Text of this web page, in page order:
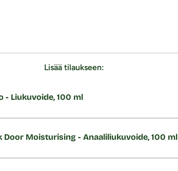
Lisää tilaukseen:
- Liukuvoide, 100 ml
Door Moisturising - Anaaliliukuvoide, 100 ml